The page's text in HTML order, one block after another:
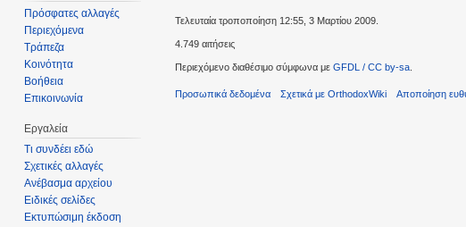
Πρόσφατες αλλαγές
Περιεχόμενα
Τράπεζα
Κοινότητα
Βοήθεια
Επικοινωνία
Εργαλεία
Τι συνδέει εδώ
Σχετικές αλλαγές
Ανέβασμα αρχείου
Ειδικές σελίδες
Εκτυπώσιμη έκδοση
Τελευταία τροποποίηση 12:55, 3 Μαρτίου 2009.
4.749 αιτήσεις
Περιεχόμενο διαθέσιμο σύμφωνα με GFDL / CC by-sa
Προσωπικά δεδομένα Σχετικά με OrthodoxWiki Αποποίηση